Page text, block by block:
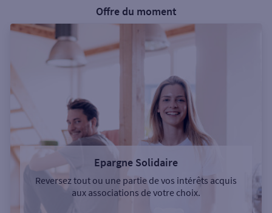
Offre du moment
Epargne Solidaire
Reversez tout ou une partie de vos intérêts acquis
aux associations de votre choix.